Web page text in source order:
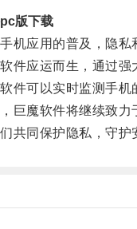
版下载
应用的普及，隐私
应运而生，通过强大
可以实时监测手机的
魔软件将继续致力于
同保护隐私，守护